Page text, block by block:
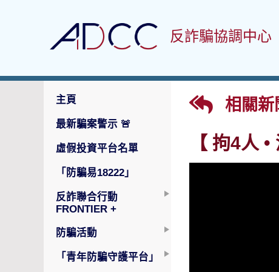
反詐騙協調中心
主頁
最新騙案警示 🚨
虛假投資平台名單
「防騙易18222」
反詐聯合行動
FRONTIER +
防騙活動
「青年防騙守護平台」
相關新
【 拘4人